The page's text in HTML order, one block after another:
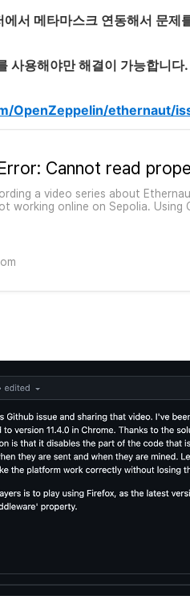
서 메타마스크 연동해서 문제
사용해야만 해결이 가능합니다.
OpenZeppelin/ethernaut/
a video series about
working online on Sepolia. Using